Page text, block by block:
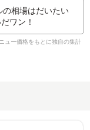
の相場はだいたい
ワン！
ュー価格をもとに独自の集計